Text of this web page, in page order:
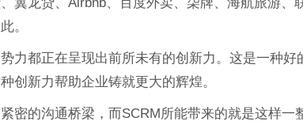
。
力都正在呈现出前所未有的创新力。这是一种好
创新力帮助企业铸就更大的辉煌。
密的沟通桥梁，而SCRM所能带来的就是这样一